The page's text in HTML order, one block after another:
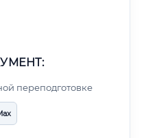
переподготовке